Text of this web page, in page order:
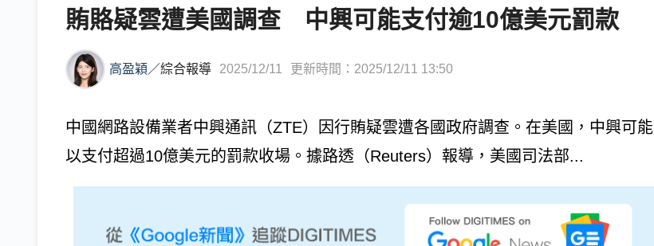
賄賂疑雲遭美國調查 中興可能支付逾10億美元罰款
高盈穎 ／綜合報導 2025/12/11 更新時間：2025/12/11 13:50
中國網路設備業者中興通訊（ZTE）因行賄疑雲遭各國政府調查。在美國，中興可能
以支付超過10億美元的罰款收場。據路透（Reuters）報導，美國司法部...